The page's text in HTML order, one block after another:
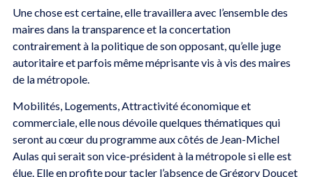
Une chose est certaine, elle travaillera avec l’ensemble des
maires dans la transparence et la concertation
contrairement à la politique de son opposant, qu’elle juge
autoritaire et parfois même méprisante vis à vis des maires
de la métropole.
Mobilités, Logements, Attractivité économique et
commerciale, elle nous dévoile quelques thématiques qui
seront au cœur du programme aux côtés de Jean-Michel
Aulas qui serait son vice-président à la métropole si elle est
élue. Elle en profite pour tacler l’absence de Grégory Doucet